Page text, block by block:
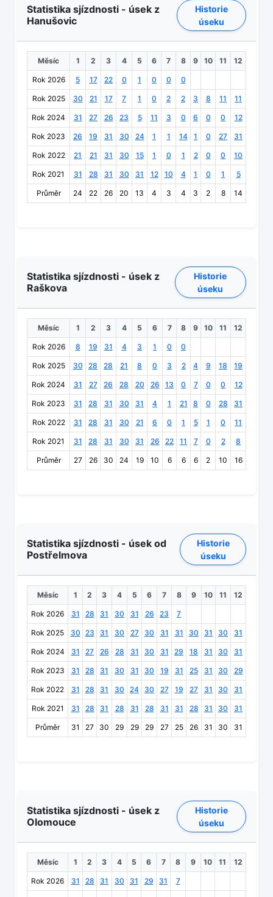
Statistika sjízdnosti - úsek z
Hanušovic
Historie
úseku
Měsíc 1 2 3 4 5 6 7 8 9 10 11 12
Rok 2026 5 17 22 0 1 0 0 0
Rok 2025 30 21 17 7 1 0 2 2 3 8 11 11
Rok 2024 31 27 26 23 5 11 3 0 6 0 0 12
Rok 2023 26 19 31 30 24 1 1 14 1 0 27 31
Rok 2022 21 21 31 30 15 1 0 1 2 0 0 10
Rok 2021 31 28 31 30 31 12 10 4 1 0 1 5
Průměr 24 22 26 20 13 4 3 4 3 2 8 14
Statistika sjízdnosti - úsek z
Raškova
Historie
úseku
Měsíc 1 2 3 4 5 6 7 8 9 10 11 12
Rok 2026 8 19 31 4 3 1 0 0
Rok 2025 30 28 28 21 8 0 3 2 4 9 18 19
Rok 2024 31 27 26 28 20 26 13 0 7 0 0 12
Rok 2023 31 28 31 30 31 4 1 21 8 0 28 31
Rok 2022 31 28 31 30 21 6 0 1 5 1 0 11
Rok 2021 31 28 31 30 31 26 22 11 7 0 2 8
Průměr 27 26 30 24 19 10 6 6 6 2 10 16
Statistika sjízdnosti - úsek od
Postřelmova
Historie
úseku
Měsíc 1 2 3 4 5 6 7 8 9 10 11 12
Rok 2026 31 28 31 30 31 26 23 7
Rok 2025 30 23 31 30 27 30 31 31 30 31 30 31
Rok 2024 31 27 26 28 31 30 31 29 18 31 30 31
Rok 2023 31 28 31 30 31 30 19 31 25 31 30 29
Rok 2022 31 28 31 30 24 30 27 19 27 31 30 31
Rok 2021 31 28 31 28 31 28 31 31 28 31 30 31
Průměr 31 27 30 29 29 29 27 25 26 31 30 31
Statistika sjízdnosti - úsek z
Olomouce
Historie
úseku
Měsíc 1 2 3 4 5 6 7 8 9 10 11 12
Rok 2026 31 28 31 30 31 29 31 7